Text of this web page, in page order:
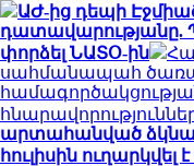
ԱԺ-ից դեպի
դատավարությանը.
փորձել ՆԱՏՕ-ին
սահմանապահ
արտահանված
հուլիսին